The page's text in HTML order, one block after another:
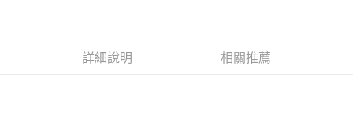
台新國際商業銀行
中國信託商業銀行
台灣樂天信用卡公司
詳細說明 相關推薦